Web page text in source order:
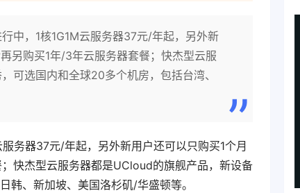
中，1核1G1M云服务器37元/年起，另外新
另购买1年/3年云服务器套餐；快杰型云服
可选国内和全球20多个机房，包括台湾、
务器37元/年起，另外新用户还可以只购买1个月
快杰型云服务器都是UCloud的旗舰产品，新设备
韩、新加坡、美国洛杉矶/华盛顿等。